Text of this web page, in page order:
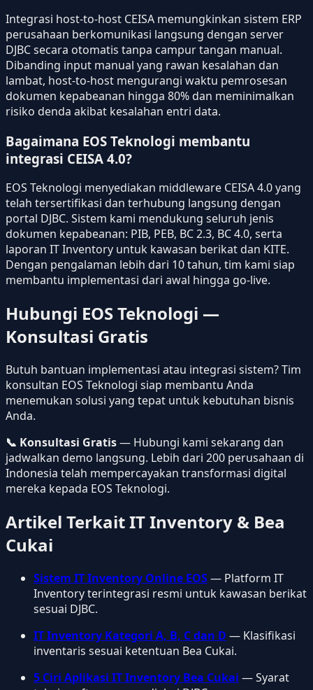
Integrasi host-to-host CEISA memungkinkan sistem ERP
perusahaan berkomunikasi langsung dengan server
DJBC secara otomatis tanpa campur tangan manual.
Dibanding input manual yang rawan kesalahan dan
lambat, host-to-host mengurangi waktu pemrosesan
dokumen kepabeanan hingga 80% dan meminimalkan
risiko denda akibat kesalahan entri data.
Bagaimana EOS Teknologi membantu
integrasi CEISA 4.0?
EOS Teknologi menyediakan middleware CEISA 4.0 yang
telah tersertifikasi dan terhubung langsung dengan
portal DJBC. Sistem kami mendukung seluruh jenis
dokumen kepabeanan: PIB, PEB, BC 2.3, BC 4.0, serta
laporan IT Inventory untuk kawasan berikat dan KITE.
Dengan pengalaman lebih dari 10 tahun, tim kami siap
membantu implementasi dari awal hingga go-live.
Hubungi EOS Teknologi —
Konsultasi Gratis
Butuh bantuan implementasi atau integrasi sistem? Tim
konsultan EOS Teknologi siap membantu Anda
menemukan solusi yang tepat untuk kebutuhan bisnis
Anda.
📞 Konsultasi Gratis— Hubungi kami sekarang dan
jadwalkan demo langsung. Lebih dari 200 perusahaan di
Indonesia telah mempercayakan transformasi digital
mereka kepada EOS Teknologi.
Artikel Terkait IT Inventory & Bea
Cukai
Sistem IT Inventory Online EOS— Platform IT
Inventory terintegrasi resmi untuk kawasan berikat
sesuai DJBC.
IT Inventory Kategori A, B, C dan D — Klasifikasi
inventaris sesuai ketentuan Bea Cukai.
5 Ciri Aplikasi IT Inventory Bea Cukai — Syarat